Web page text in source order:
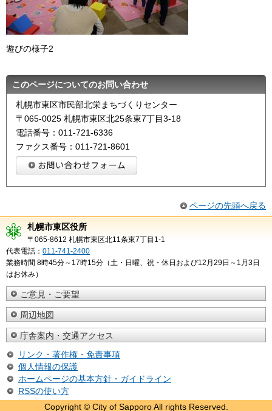
遊びの様子2
このページについてのお問い合わせ
札幌市東区市民部北栄まちづくりセンター
〒065-0025 札幌市東区北25条東7丁目3-18
電話番号：011-721-6336
ファクス番号：011-721-8601
ページの先頭へ戻る
札幌市東区役所
〒065-8612 札幌市東区北11条東7丁目1-1
代表電話： 011-741-2400
業務時間 8時45分～17時15分（土・日曜、祝・休日および12月29日～1月3日
はお休み）
ご意見・ご要望
周辺地図
庁舎案内・交通アクセス
リンク・著作権・免責事項
個人情報の保護
ホームページの基本方針・ガイドライン
RSSの使い方
Copyright © City of Sapporo All rights Reserved.